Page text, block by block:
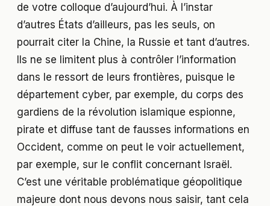
de votre colloque d’aujourd’hui. À l’instar
d’autres États d’ailleurs, pas les seuls, on
pourrait citer la Chine, la Russie et tant d’autres.
Ils ne se limitent plus à contrôler l’information
dans le ressort de leurs frontières, puisque le
département cyber, par exemple, du corps des
gardiens de la révolution islamique espionne,
pirate et diffuse tant de fausses informations en
Occident, comme on peut le voir actuellement,
par exemple, sur le conflit concernant Israël.
C’est une véritable problématique géopolitique
majeure dont nous devons nous saisir, tant cela